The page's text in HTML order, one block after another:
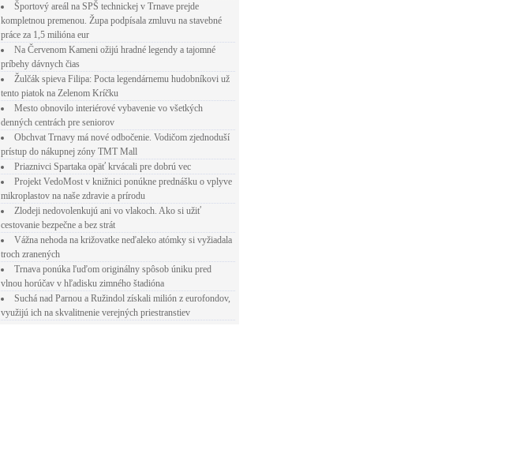
Športový areál na SPŠ technickej v Trnave prejde
kompletnou premenou. Župa podpísala zmluvu na stavebné
práce za 1,5 milióna eur
Na Červenom Kameni ožijú hradné legendy a tajomné
príbehy dávnych čias
Žulčák spieva Filipa: Pocta legendárnemu hudobníkovi už
tento piatok na Zelenom Kríčku
Mesto obnovilo interiérové vybavenie vo všetkých
denných centrách pre seniorov
Obchvat Trnavy má nové odbočenie. Vodičom zjednoduší
prístup do nákupnej zóny TMT Mall
Priaznivci Spartaka opäť krvácali pre dobrú vec
Projekt VedoMost v knižnici ponúkne prednášku o vplyve
mikroplastov na naše zdravie a prírodu
Zlodeji nedovolenkujú ani vo vlakoch. Ako si užiť
cestovanie bezpečne a bez strát
Vážna nehoda na križovatke neďaleko atómky si vyžiadala
troch zranených
Trnava ponúka ľuďom originálny spôsob úniku pred
vlnou horúčav v hľadisku zimného štadióna
Suchá nad Parnou a Ružindol získali milión z eurofondov,
využijú ich na skvalitnenie verejných priestranstiev